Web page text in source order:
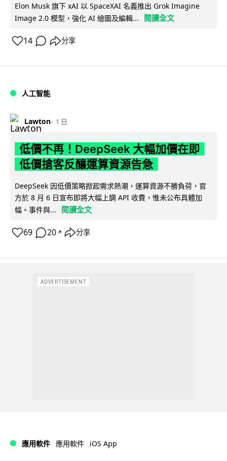
Elon Musk 旗下 xAI 以 SpaceXAI 名義推出 Grok Imagine
Image 2.0 模型，強化 AI 繪圖及編輯...
閱讀全文
14 分享
人工智能
Lawton 1 日
低價不再！DeepSeek 大幅加價在即
低價搶客反釀運算資源告急
DeepSeek 因低價策略掀起需求熱潮，運算資源不勝負荷，官
方於 8 月 6 日宣布即將大幅上調 API 收費，惟未公布具體加
幅。事件與...
閱讀全文
69 20 ↗ 分享
ADVERTISEMENT
應用軟件 應用軟件 iOS App